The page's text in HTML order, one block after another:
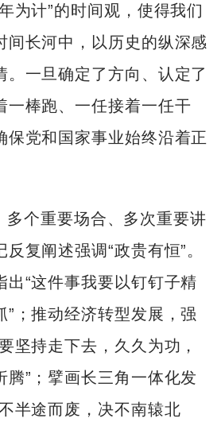
为计”的时间观，使得我们
间长河中，以历史的纵深感
。一旦确定了方向、认定了
一棒跑、一任接着一任干
党和国家事业始终沿着正
多个重要场合、多次重要讲
复阐述强调“政贵有恒”。
出“这件事我要以钉钉子精
”；推动经济转型发展，强
坚持走下去，久久为功，
腾”；擘画长三角一体化发
半途而废，决不南辕北